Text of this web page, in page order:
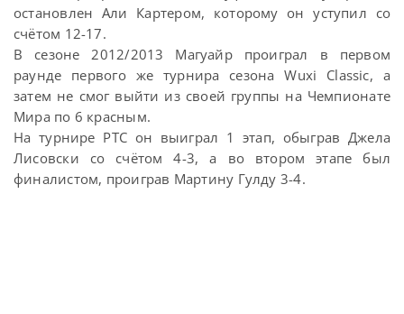
остановлен Али Картером, которому он уступил со
счётом 12-17.
В сезоне 2012/2013 Магуайр проиграл в первом
раунде первого же турнира сезона Wuxi Classic, а
затем не смог выйти из своей группы на Чемпионате
Мира по 6 красным.
На турнире PTC он выиграл 1 этап, обыграв Джела
Лисовски со счётом 4-3, а во втором этапе был
финалистом, проиграв Мартину Гулду 3-4.